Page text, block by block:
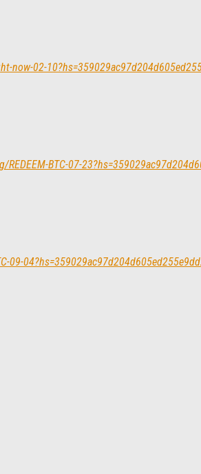
now-02-
BTC-07-
09-